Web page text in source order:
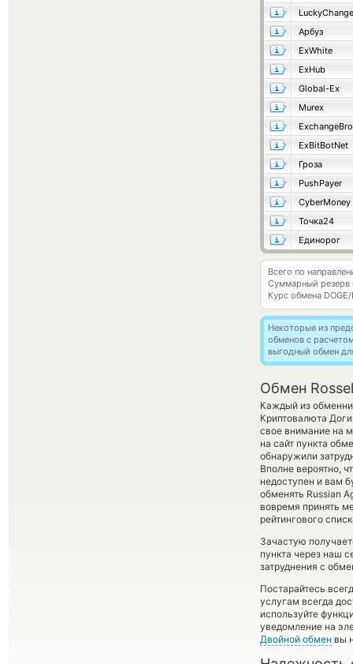
LuckyChange
Арбуз
ExWhite
ExHub
Global-Ex
Murex
ExchangeBro
ExBitBotNet
Гроза
PushPayer
CyberMoney
Точка24
Единорог
Всего по
Суммарный резерв
Курс обмена
Некоторые из
обменов с
выгодный обмен
Обмен
Каждый из
Криптовалюта
свое внимание на
на сайт пункта
обнаружили
Вполне вероятно,
недоступен и вам
обменять Russian
вовремя принять
рейтингового
Зачастую
пункта через наш
затруднения с
Постарайтесь
услугам всегда
используйте
уведомление на
Двойной обмен вы